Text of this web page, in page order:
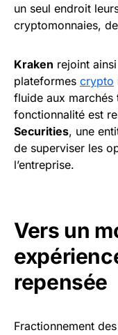
un seul endroit
cryptomonnaies, de
Kraken rejoint
plateformes crypto
fluide aux marchés
fonctionnalité est
Securities, une
de superviser les
l’entreprise.
Vers un
repensée
Fractionnement